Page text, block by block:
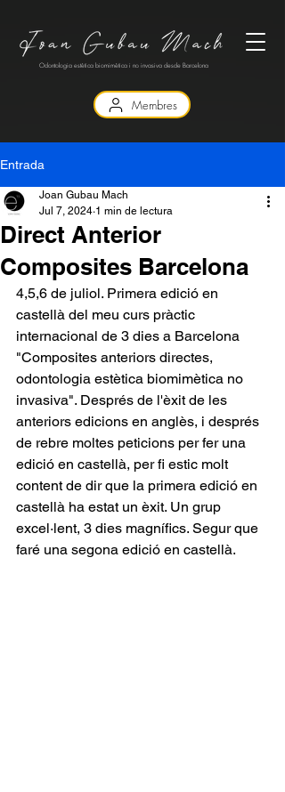
Odontologia estètica biomimètica i no invasiva desde Barcelona
Membres
Entrada
Direct Anterior
Composites Barcelona
Joan Gubau Mach
Jul 7, 2024 1 min de lectura
4,5,6 de juliol. Primera edició en
castellà del meu curs pràctic
internacional de 3 dies a Barcelona
"Composites anteriors directes,
odontologia estètica biomimètica no
invasiva". Després de l'èxit de les
anteriors edicions en anglès, i després
de rebre moltes peticions per fer una
edició en castellà, per fi estic molt
content de dir que la primera edició en
castellà ha estat un èxit. Un grup
excel·lent, 3 dies magnífics. Segur que
faré una segona edició en castellà.